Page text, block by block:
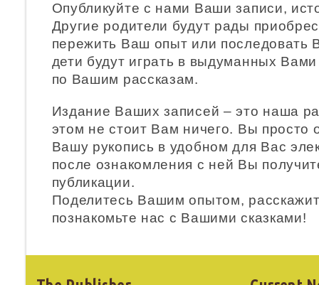
Опубликуйте с нами Ваши записи,
Другие родители будут рады
пережить Ваш опыт или последовать
дети будут играть в выдуманных
по Вашим рассказам.
Издание Ваших записей – это наша
этом не стоит Вам ничего. Вы просто
Вашу рукопись в удобном для Вас
после ознакомления с ней Вы
публикации.
Поделитесь Вашим опытом,
познакомьте нас с Вашими сказками!